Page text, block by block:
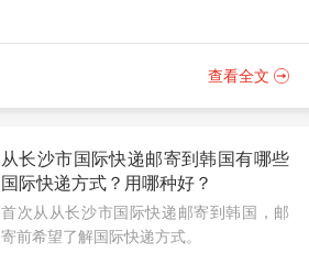
查看全文
从长沙市国际快递邮寄到韩国有哪些
国际快递方式？用哪种好？
首次从从长沙市国际快递邮寄到韩国，邮
寄前希望了解国际快递方式。